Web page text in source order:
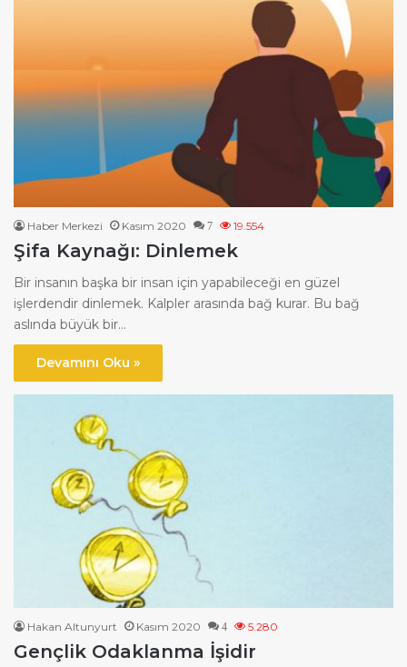
Haber Merkezi Kasım 2020 7 19.554
Şifa Kaynağı: Dinlemek
Bir insanın başka bir insan için yapabileceği en güzel
işlerdendir dinlemek. Kalpler arasında bağ kurar. Bu bağ
aslında büyük bir…
Devamını Oku »
Hakan Altunyurt Kasım 2020 4 5.280
Gençlik Odaklanma İşidir